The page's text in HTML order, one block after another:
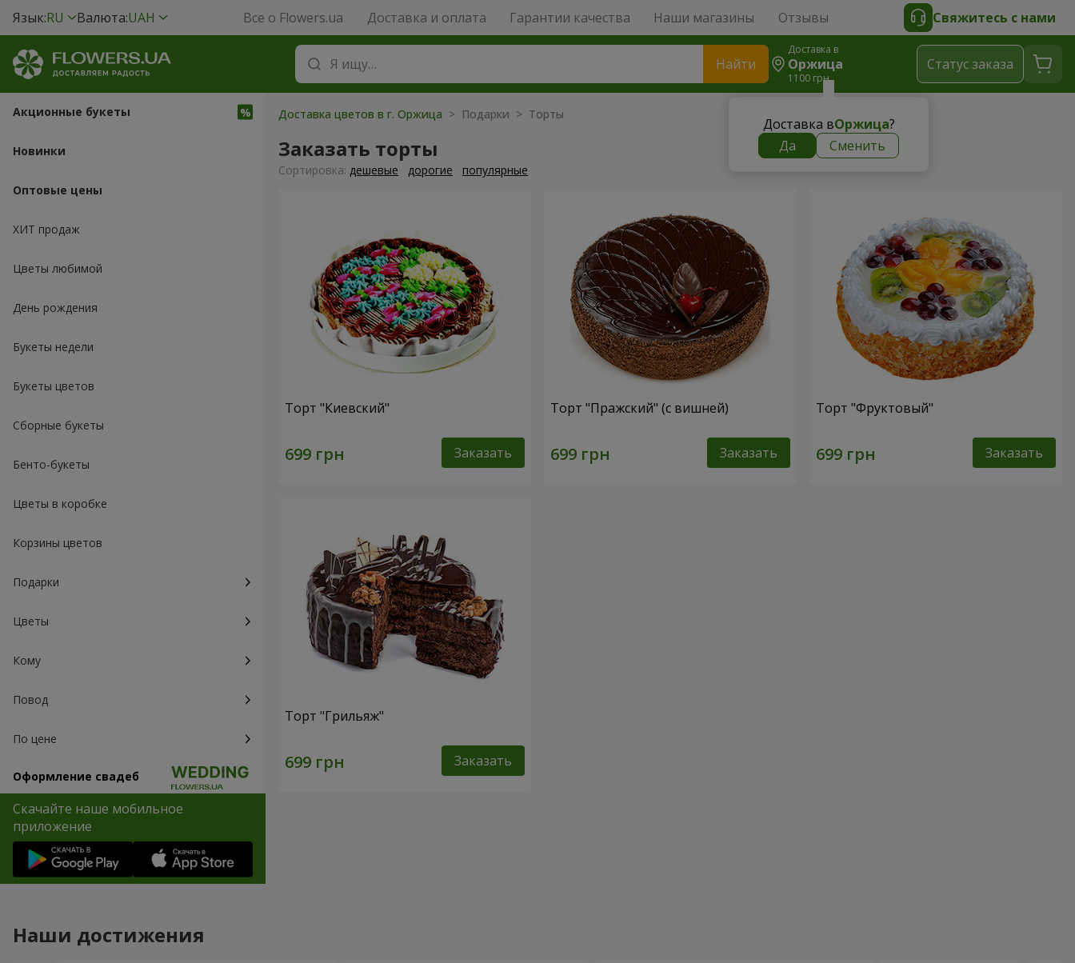
Язык:RU Валюта:UAH Все о Flowers.ua Доставка и оплата Гарантии качества Наши магазины Отзывы Свяжитесь с нами
Найти
Доставка в
Оржица
1100 грн
Доставка вОржица?
Да
Сменить
Cтатус заказа
Акционные букеты
Новинки
Оптовые цены
ХИТ продаж
Цветы любимой
День рождения
Букеты недели
Букеты цветов
Сборные букеты
Бенто-букеты
Цветы в коробке
Корзины цветов
Подарки
Цветы
Кому
Повод
По цене
Оформление свадеб
Скачайте наше мобильное
приложение
Доставка цветов в г. Оржица > Подарки > Торты
Заказать торты
Cортировка: дешевые дорогие популярные
Торт "Киевский"
Заказать
Торт "Пражский" (с вишней)
Заказать
Торт "Фруктовый"
Заказать
Торт "Грильяж"
Заказать
Наши достижения